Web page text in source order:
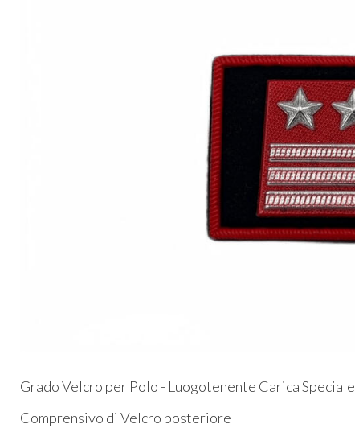
Grado Velcro per Polo - Luogotenente Carica Speciale
Comprensivo di Velcro posteriore